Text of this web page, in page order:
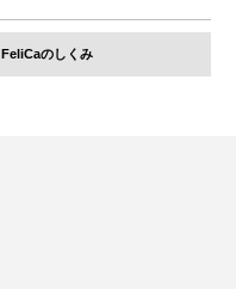
FeliCaのしくみ